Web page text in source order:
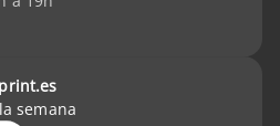
semana